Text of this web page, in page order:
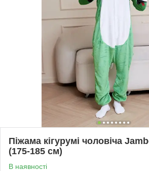
Піжама кігурумі чоловіча
(175-185 см)
В наявності